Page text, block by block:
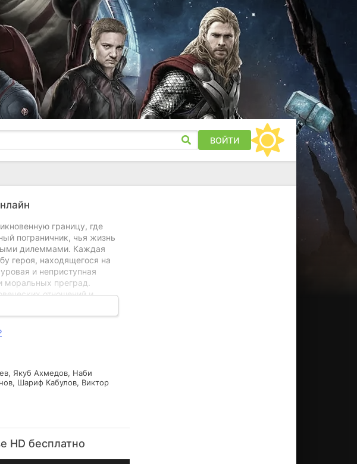
ВОЙТИ
границу, где
пограничник, чья жизнь
дилеммами. Каждая
героя, находящегося на
и неприступная
моральных преград.
отношений и
напряжении. Здесь, где
совестью, интрига
Якуб Ахмедов, Наби
Шариф Кабулов, Виктор
HD бесплатно